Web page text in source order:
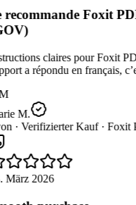
recommande Foxit
claires pour Foxit
a répondu en français,
M.
· Verifizierter Kauf · Foxit
März 2026